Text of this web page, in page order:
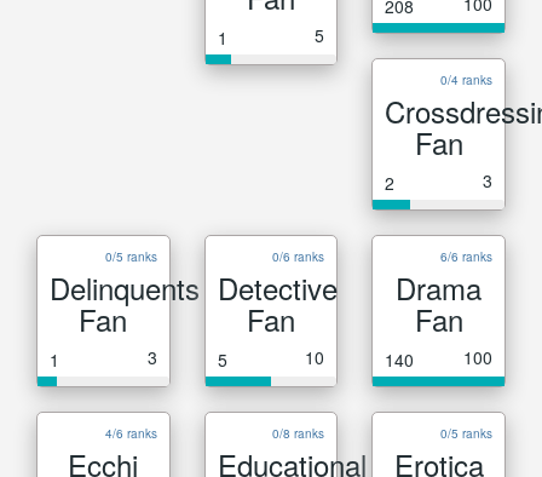
1 5
208
0/4 ranks
Fan
2 3
0/5 ranks
Delinquents
Fan
1 3
0/6 ranks
Detective
Fan
5 10
6/6 ranks
Drama
Fan
140 100
4/6 ranks
Ecchi
0/8 ranks
Educational
0/5 ranks
Erotica